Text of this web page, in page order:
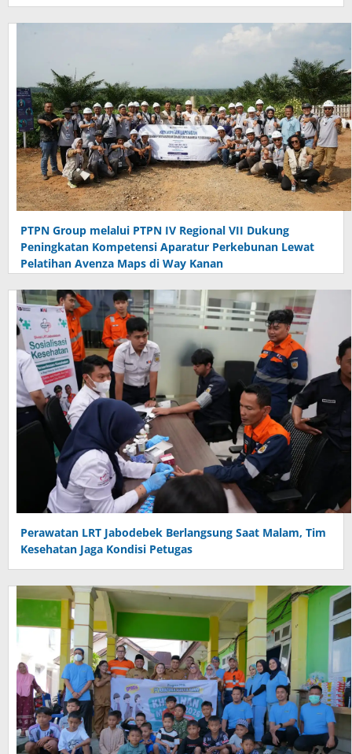
PTPN Group melalui PTPN IV Regional VII Dukung
Peningkatan Kompetensi Aparatur Perkebunan Lewat
Pelatihan Avenza Maps di Way Kanan
Perawatan LRT Jabodebek Berlangsung Saat Malam, Tim
Kesehatan Jaga Kondisi Petugas